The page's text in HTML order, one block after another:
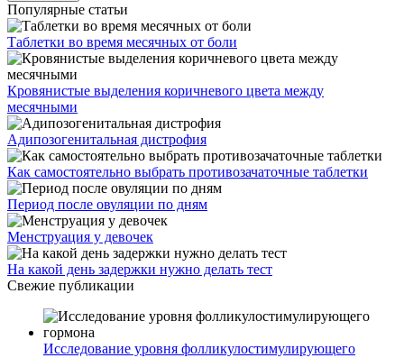
Популярные статьи
Таблетки во время месячных от боли
Кровянистые выделения коричневого цвета между
месячными
Адипозогенитальная дистрофия
Как самостоятельно выбрать противозачаточные таблетки
Период после овуляции по дням
Менструация у девочек
На какой день задержки нужно делать тест
Свежие публикации
Исследование уровня фолликулостимулирующего